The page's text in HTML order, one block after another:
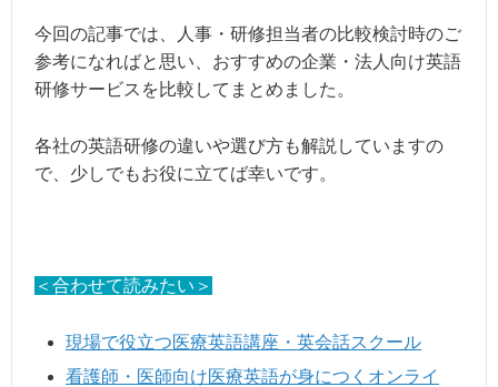
今回の記事では、人事・研修担当者の比較検討時のご
参考になればと思い、おすすめの企業・法人向け英語
研修サービスを比較してまとめました。
各社の英語研修の違いや選び方も解説していますの
で、少しでもお役に立てば幸いです。
＜合わせて読みたい＞
現場で役立つ医療英語講座・英会話スクール
看護師・医師向け医療英語が身につくオンライ